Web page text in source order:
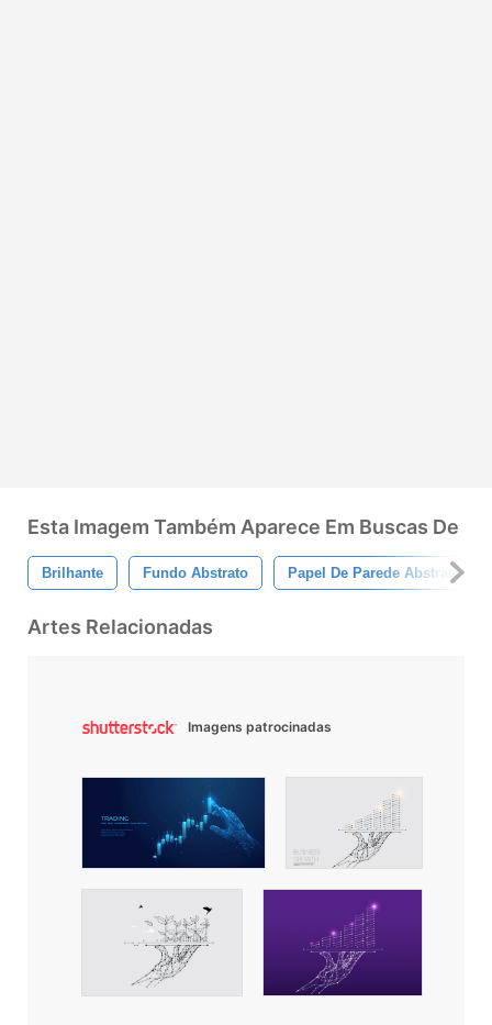
Esta Imagem Também Aparece Em Buscas De
Brilhante Fundo Abstrato Papel De Parede Abstrato
Artes Relacionadas
Imagens patrocinadas